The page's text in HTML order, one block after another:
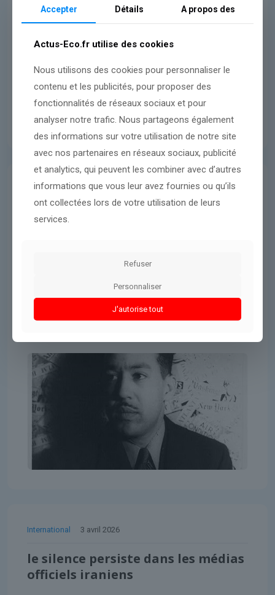
International 3 avril 2026
« Le Noir parle des fleuves », de
podcast L’Instant poésie de Dany
Lire l'article
International 3 avril 2026
le silence persiste dans les médias
officiels iraniens
Accepter Détails A propos des
Actus-Eco.fr utilise des cookies
Nous utilisons des cookies pour personnaliser le
contenu et les publicités, pour proposer des
fonctionnalités de réseaux sociaux et pour
analyser notre trafic. Nous partageons également
des informations sur votre utilisation de notre site
avec nos partenaires en réseaux sociaux, publicité
et analytics, qui peuvent les combiner avec d’autres
informations que vous leur avez fournies ou qu’ils
ont collectées lors de votre utilisation de leurs
services.
Refuser
Personnaliser
J'autorise tout